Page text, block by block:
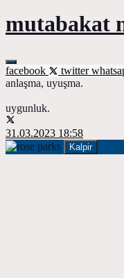
mutabakat
facebook twitter
anlaşma, uyuşma.
uygunluk.
31.03.2023 18:58
Kalpir